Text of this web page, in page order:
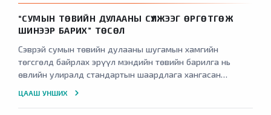
“СУМЫН ТӨВИЙН ДУЛААНЫ СҮЛЖЭЭГ ӨРГӨТГӨЖ
ШИНЭЭР БАРИХ” ТӨСӨЛ
Сэврэй сумын төвийн дулааны шугамын хамгийн
төгсгөлд байрлах эрүүл мэндийн төвийн барилга нь
өвлийн улиралд стандартын шаардлага хангасан
ЦААШ УНШИХ